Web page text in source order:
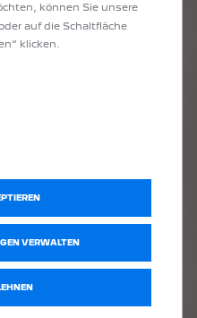
können Sie unsere
auf die Schaltfläche
klicken.
VERWALTEN